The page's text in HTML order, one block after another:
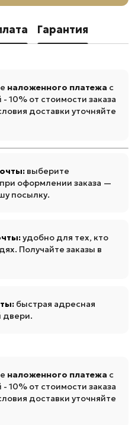
Гарантия
наложенного платежа с
10% от стоимости заказа
доставки уточняйте
выберите
оформлении заказа —
посылку.
удобно для тех, кто
Получайте заказы в
быстрая адресная
двери.
наложенного платежа с
10% от стоимости заказа
доставки уточняйте